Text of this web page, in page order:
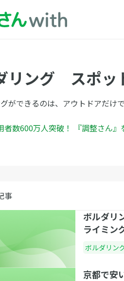
リング スポッ
ができるのは、アウトドアだけ
者数600万人突破！ 『調整さん
事
ボルダリ
ライミン
ボルダリン
京都で安